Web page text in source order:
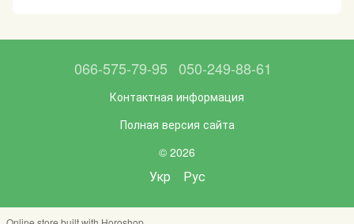
066-575-79-95 050-249-88-61
Контактная информация
Полная версия сайта
© 2026
Укр Рус